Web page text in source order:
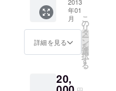
発送は
１１月
下旬〜1
２月初
旬とな
小坂ス
モーク
１尾 ■
いわな
甘露煮
（4尾入
開き（5
尾入
2013
年01
月
詳細を見る
こ
の
リ
タ
ー
ン
を
選
択
す
る
20,